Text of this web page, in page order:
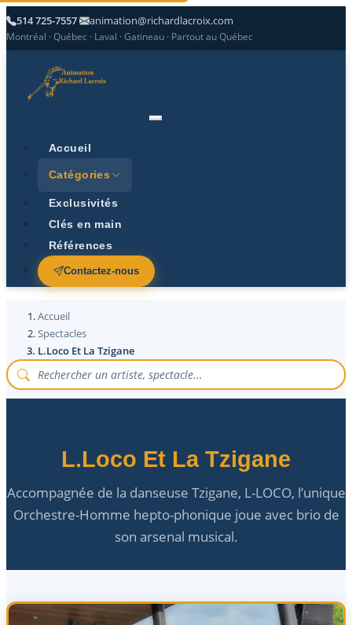
514 725-7557 animation@richardlacroix.com
Montréal · Québec · Laval · Gatineau · Partout au Québec
Accueil
Catégories
Exclusivités
Clés en main
Références
Contactez-nous
Accueil
Spectacles
L.Loco Et La Tzigane
L.Loco Et La Tzigane
Accompagnée de la danseuse Tzigane, L-LOCO, l’unique
Orchestre-Homme hepto-phonique joue avec brio de
son arsenal musical.